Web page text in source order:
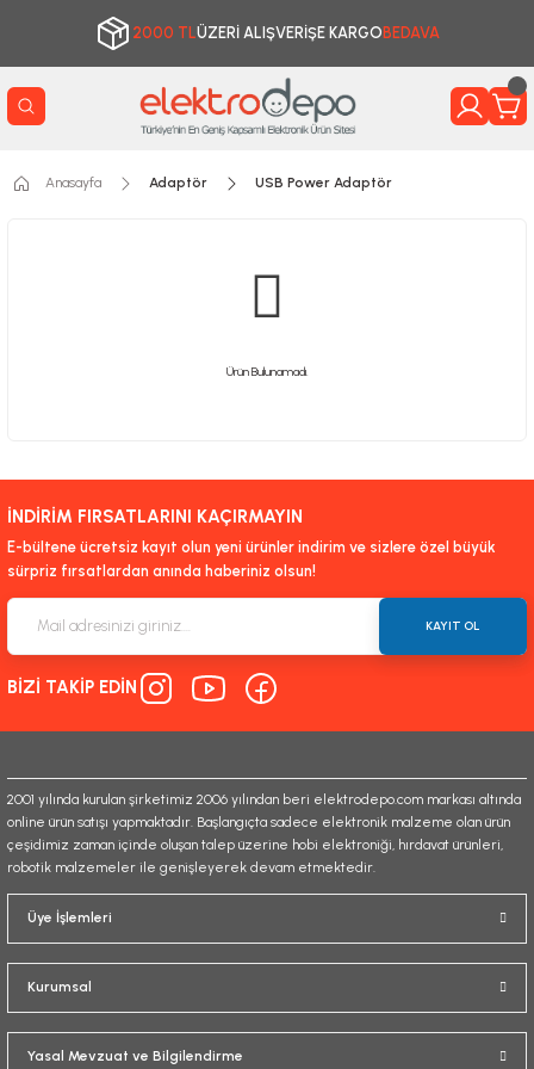
2000 TLÜZERİ ALIŞVERİŞE KARGO BEDAVA
Anasayfa Adaptör USB Power Adaptör
Ürün Bulunamadı.
İNDİRİM FIRSATLARINI KAÇIRMAYIN
E-bültene ücretsiz kayıt olun yeni ürünler indirim ve sizlere özel büyük
sürpriz fırsatlardan anında haberiniz olsun!
KAYIT OL
BİZİ TAKİP EDİN
2001 yılında kurulan şirketimiz 2006 yılından beri elektrodepo.com markası altında
online ürün satışı yapmaktadır. Başlangıçta sadece elektronik malzeme olan ürün
çeşidimiz zaman içinde oluşan talep üzerine hobi elektroniği, hırdavat ürünleri,
robotik malzemeler ile genişleyerek devam etmektedir.
Üye İşlemleri
Kurumsal
Yasal Mevzuat ve Bilgilendirme